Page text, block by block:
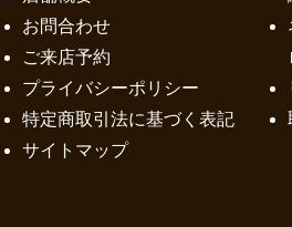
お問合わせ
ご来店予約
プライバシーポリシー
特定商取引法に基づく表記
サイトマップ